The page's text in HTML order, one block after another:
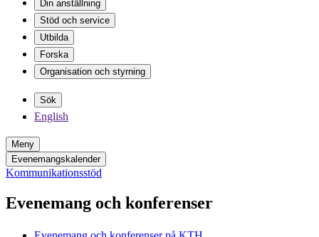
Din anställning
Stöd och service
Utbilda
Forska
Organisation och styrning
Sök
English
Meny
Evenemangskalender
Kommunikationsstöd
Evenemang och konferenser